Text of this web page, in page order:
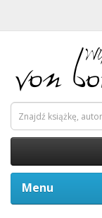
Menu